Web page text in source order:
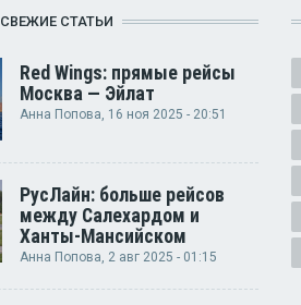
СВЕЖИЕ СТАТЬИ
Red Wings: прямые рейсы
Москва — Эйлат
Анна Попова, 16 ноя 2025 - 20:51
РусЛайн: больше рейсов
между Салехардом и
Ханты-Мансийском
Анна Попова, 2 авг 2025 - 01:15